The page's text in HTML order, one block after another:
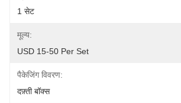
1 सेट
मूल्य:
USD 15-50 Per Set
पैकेजिंग विवरण:
दफ़्ती बॉक्स